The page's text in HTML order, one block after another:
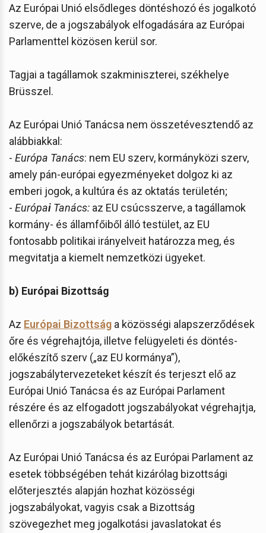
Az Európai Unió elsődleges döntéshozó és jogalkotó
szerve, de a jogszabályok elfogadására az Európai
Parlamenttel közösen kerül sor.
Tagjai a tagállamok szakminiszterei, székhelye
Brüsszel.
Az Európai Unió Tanácsa nem összetévesztendő az
alábbiakkal:
- Európa Tanács: nem EU szerv, kormányközi szerv,
amely pán-európai egyezményeket dolgoz ki az
emberi jogok, a kultúra és az oktatás területén;
- Európai Tanács: az EU csúcsszerve, a tagállamok
kormány- és államfőiből álló testület, az EU
fontosabb politikai irányelveit határozza meg, és
megvitatja a kiemelt nemzetközi ügyeket.
b) Európai Bizottság
Az Európai Bizottság a közösségi alapszerződések
őre és végrehajtója, illetve felügyeleti és döntés-
előkészítő szerv („az EU kormánya”),
jogszabálytervezeteket készít és terjeszt elő az
Európai Unió Tanácsa és az Európai Parlament
részére és az elfogadott jogszabályokat végrehajtja,
ellenőrzi a jogszabályok betartását.
Az Európai Unió Tanácsa és az Európai Parlament az
esetek többségében tehát kizárólag bizottsági
előterjesztés alapján hozhat közösségi
jogszabályokat, vagyis csak a Bizottság
szövegezhet meg jogalkotási javaslatokat és